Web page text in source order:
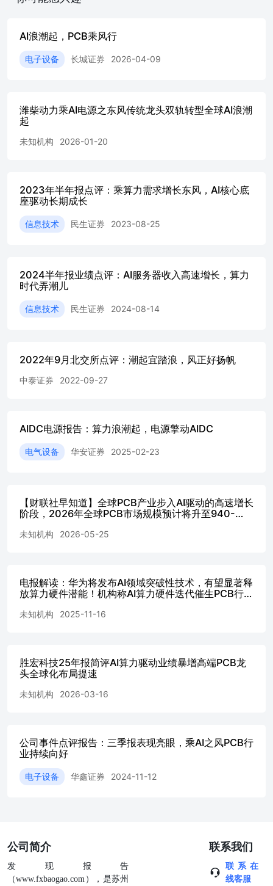
智能化程度的提高，传统6层以内为主的汽车板逐步向多
产品结构，毫米波雷达、采用HDI的自动驾驶辅助、智能座
800V高压PCB产品的量产。 发布年报同日董事会同意增资
胜伟策，交易完成后将直接持有胜伟策80%的股权，通过
局。 投资建议：考虑到AI蓬勃发展带来算力PCB的旺盛需
倍。我们看好公司在AI浪潮及汽车电动化、智能化背景下
与财务指标项目/年度 公司财务报表数据预测汇总 利润表
（百万元）营业总收入 资产负债表（百万元） 现金流量表
AI浪潮起，PCB乘风行
电子设备 长城证券 2026-04-09
潍柴动力乘AI电源之东风传统龙头双轨转型全球AI浪潮
起
未知机构 2026-01-20
2023年半年报点评：乘算力需求增长东风，AI核心底
座驱动长期成长
信息技术 民生证券 2023-08-25
2024半年报业绩点评：AI服务器收入高速增长，算力
时代弄潮儿
信息技术 民生证券 2024-08-14
2022年9月北交所点评：潮起宜踏浪，风正好扬帆
中泰证券 2022-09-27
AIDC电源报告：算力浪潮起，电源擎动AIDC
电气设备 华安证券 2025-02-23
【财联社早知道】全球PCB产业步入AI驱动的高速增长
阶段，2026年全球PCB市场规模预计将升至940-
顺利取得某头部AI算力服务器散热客户的订
未知机构 2026-05-25
电报解读：华为将发布AI领域突破性技术，有望显著释
放算力硬件潜能！机构称AI算力硬件迭代催生PCB行业
产品是制造覆铜板和印刷电路板的基础材料
未知机构 2025-11-16
胜宏科技25年报简评AI算力驱动业绩暴增高端PCB龙
头全球化布局提速
未知机构 2026-03-16
公司事件点评报告：三季报表现亮眼，乘AI之风PCB行
业持续向好
电子设备 华鑫证券 2024-11-12
公司简介
发现报告
（www.fxbaogao.com），是苏州
联系我们
联系在
线客服